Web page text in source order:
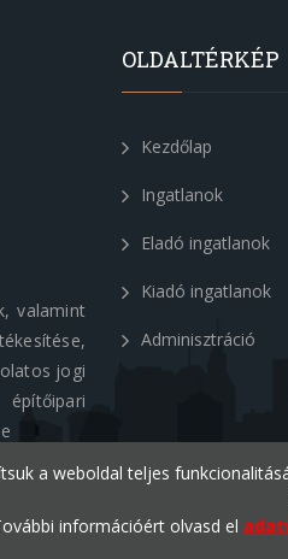
valamint
jogi
OLDALTÉRKÉP
Kezdőlap
Ingatlanok
Eladó ingatlanok
Kiadó ingatlanok
Adminisztráció
Kft. v1.2
a weboldal teljes
információért olvasd el